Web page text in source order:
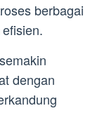
berbagai
dengan